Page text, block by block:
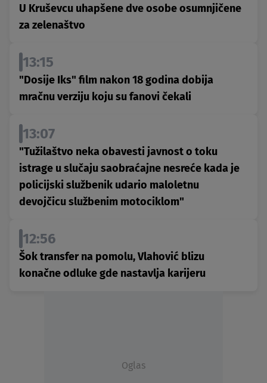
U Kruševcu uhapšene dve osobe osumnjičene
za zelenaštvo
13:15
"Dosije Iks" film nakon 18 godina dobija
mračnu verziju koju su fanovi čekali
13:07
"Tužilaštvo neka obavesti javnost o toku
istrage u slučaju saobraćajne nesreće kada je
policijski službenik udario maloletnu
devojčicu službenim motociklom"
12:56
Šok transfer na pomolu, Vlahović blizu
konačne odluke gde nastavlja karijeru
Oglas